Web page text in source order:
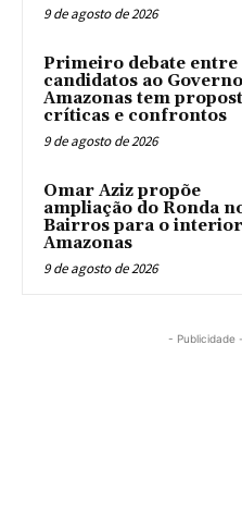
9 de agosto de 2026
Primeiro debate entre
candidatos ao
Amazonas tem
críticas e confrontos
9 de agosto de 2026
Omar Aziz propõe
ampliação do Ronda
Bairros para o
Amazonas
9 de agosto de 2026
- Publicidade -